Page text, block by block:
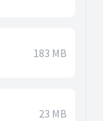
183 MB
23 MB